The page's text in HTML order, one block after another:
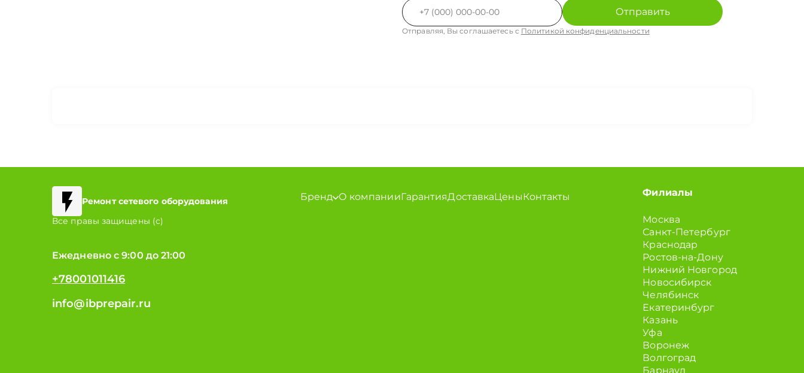
Отправить
Отправляя, Вы соглашаетесь с Политикой конфиденциальности
Ремонт сетевого оборудования
Все правы защищены (с)
Ежедневно с 9:00 до 21:00
+78001011416
info@ibprepair.ru
Бренд О компанииГарантияДоставкаЦеныКонтакты Филиалы
Москва
Санкт-Петербург
Краснодар
Ростов-на-Дону
Нижний Новгород
Новосибирск
Челябинск
Екатеринбург
Казань
Уфа
Воронеж
Волгоград
Барнаул